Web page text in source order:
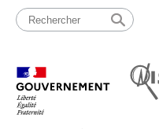
Passer
contenu